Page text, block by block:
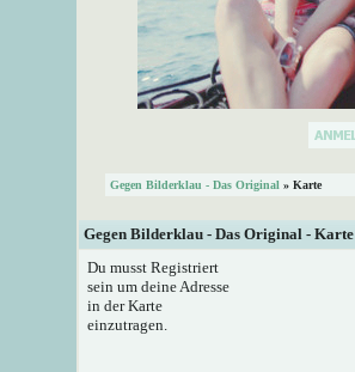
Gegen Bilderklau - Das Original » Karte
Gegen Bilderklau - Das Original - Karte
Du musst Registriert
sein um deine Adresse
in der Karte
einzutragen.